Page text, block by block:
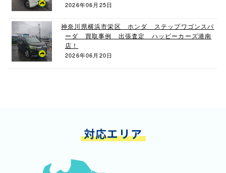
2026年06月25日
神奈川県横浜市栄区 ホンダ ステップワゴンスパ
ーダ 買取事例 出張査定 ハッピーカーズ港南
店！
2026年06月20日
対応エリア